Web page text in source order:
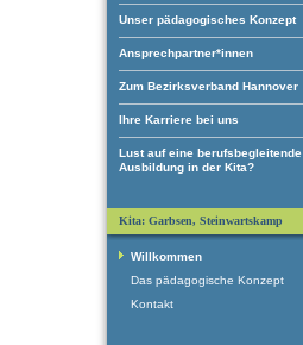
Unser pädagogisches Konzept
Ansprechpartner*innen
Zum Bezirksverband Hannover
Ihre Karriere bei uns
Lust auf eine berufsbegleitende
Ausbildung in der Kita?
Kita: Garbsen, Steinwartskamp
Willkommen
Das pädagogische Konzept
Kontakt